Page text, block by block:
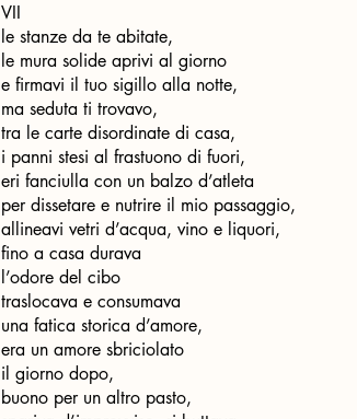
VII
le stanze da te abitate,
le mura solide aprivi al giorno
e firmavi il tuo sigillo alla notte,
ma seduta ti trovavo,
tra le carte disordinate di casa,
i panni stesi al frastuono di fuori,
eri fanciulla con un balzo d’atleta
per dissetare e nutrire il mio passaggio,
allineavi vetri d’acqua, vino e liquori,
fino a casa durava
l’odore del cibo
traslocava e consumava
una fatica storica d’amore,
era un amore sbriciolato
il giorno dopo,
buono per un altro pasto,